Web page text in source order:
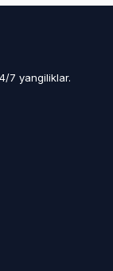
7 yangiliklar.